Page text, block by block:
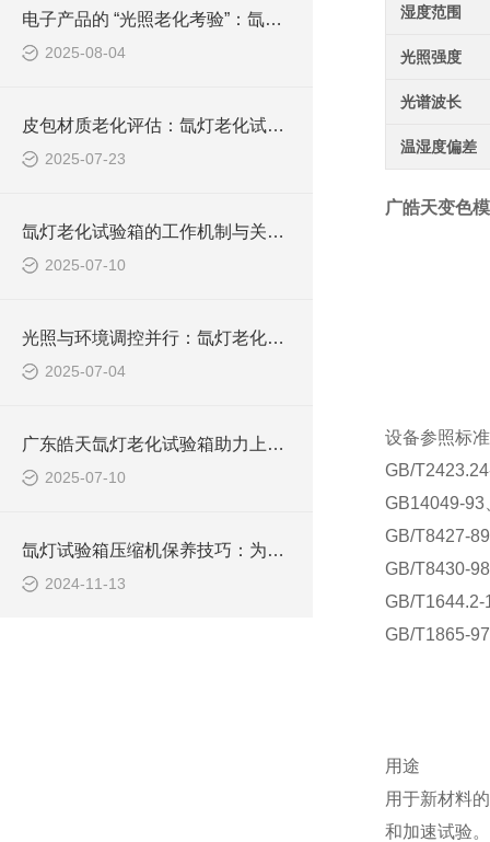
电子产品的 “光照老化考验”：氙灯试验箱测试技术详解
2025-08-04
皮包材质老化评估：氙灯老化试验箱的测试实践与解析
2025-07-23
氙灯老化试验箱的工作机制与关键技术解析
2025-07-10
光照与环境调控并行：氙灯老化试验箱工作原理深度剖析
2025-07-04
广东皓天氙灯老化试验箱助力上海车企提升内外饰件耐候品质
2025-07-10
氙灯试验箱压缩机保养技巧：为您延长设备寿命、提升效益
2024-11-13
湿度范围
光照强度
光谱波长
温湿度偏差
广皓天变色
设备参照标
GB/
GB14049-93
GB/T8427-
GB/T8430-
GB/T1644.2-
GB/T1865-
用途
用于新材料
和加速试验